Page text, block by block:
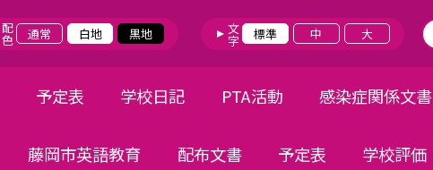
配色 通常 白地 黒地 文字 標準 中 大
予定表 学校日記 PTA活動 感染症関係文書
藤岡市英語教育 配布文書 予定表 学校評価